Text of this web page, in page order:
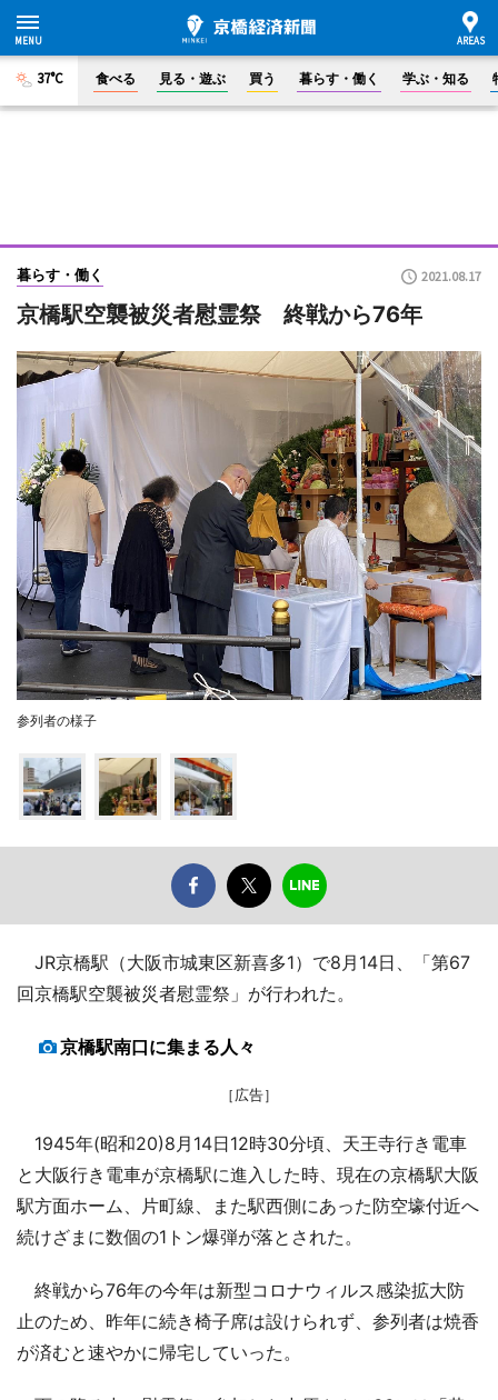
37°C 食べる 見る・遊ぶ 買う 暮らす・働く 学ぶ・知る
暮らす・働く 2021.08.17
京橋駅空襲被災者慰霊祭 終戦から76年
参列者の様子
JR京橋駅（大阪市城東区新喜多1）で8月14日、「第67
回京橋駅空襲被災者慰霊祭」が行われた。
京橋駅南口に集まる人々
［広告］
1945年(昭和20)8月14日12時30分頃、天王寺行き電車
と大阪行き電車が京橋駅に進入した時、現在の京橋駅大阪
駅方面ホーム、片町線、また駅西側にあった防空壕付近へ
続けざまに数個の1トン爆弾が落とされた。
終戦から76年の今年は新型コロナウィルス感染拡大防
止のため、昨年に続き椅子席は設けられず、参列者は焼香
が済むと速やかに帰宅していった。